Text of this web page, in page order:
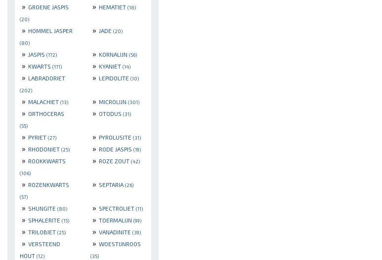
» GROENE JASPIS
(20)
» HEMATIET (18)
» HOMMEL JASPER
(80)
» JADE (20)
» JASPIS (172) » KORNALIJN (56)
» KWARTS (171) » KYANIET (14)
» LABRADORIET
(202)
» LEPIDOLITE (10)
» MALACHIET (13) » MICROLIJN (301)
» ORTHOCERAS
(55)
» OTODUS (31)
» PYRIET (27) » PYROLUSITE (31)
» RHODONIET (25) » RODE JASPIS (19)
» ROOKKWARTS
(106)
» ROZE ZOUT (42)
» ROZENKWARTS
(57)
» SEPTARIA (26)
» SHUNGITE (80) » SPECTROLIET (11)
» SPHALERITE (15) » TOERMALIJN (99)
» TRILOBIET (25) » VANADINITE (39)
» VERSTEEND
HOUT (12)
» WOESTIJNROOS
(35)